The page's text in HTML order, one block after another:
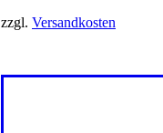
zzgl. Versandkosten